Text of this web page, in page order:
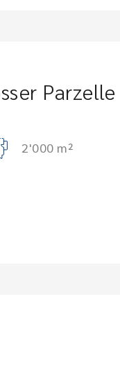
Parzelle
2'000 m²